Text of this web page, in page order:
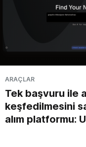
ARAÇLAR
Tek başvuru ile
keşfedilmesini
alım platformu: